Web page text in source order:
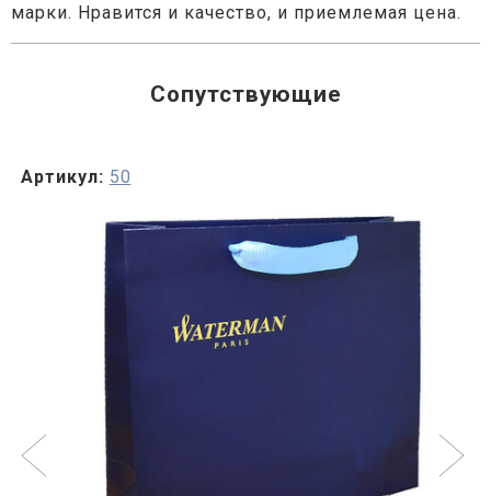
марки. Нравится и качество, и приемлемая цена.
Сопутствующие
Артикул: 50